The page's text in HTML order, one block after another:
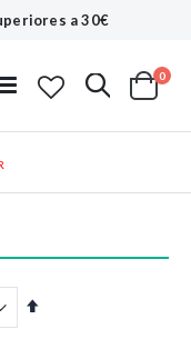
a 30€
Buscar
Cart
0
Fijar